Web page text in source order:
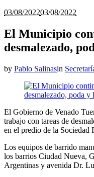
03/08/202203/08/2022
El Municipio
desmalezado,
by Pablo Salinasin
El Gobierno de Venado
trabajo con tareas de
en el predio de la Sociedad
Los equipos de barrido
los barrios Ciudad Nueva,
Argentinas y avenida Dr.